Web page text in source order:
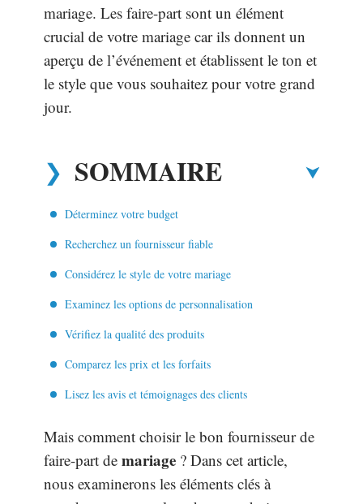
mariage. Les faire-part sont un élément
crucial de votre mariage car ils donnent un
aperçu de l’événement et établissent le ton et
le style que vous souhaitez pour votre grand
jour.
SOMMAIRE
Déterminez votre budget
Recherchez un fournisseur fiable
Considérez le style de votre mariage
Examinez les options de personnalisation
Vérifiez la qualité des produits
Comparez les prix et les forfaits
Lisez les avis et témoignages des clients
Mais comment choisir le bon fournisseur de
faire-part de mariage ? Dans cet article,
nous examinerons les éléments clés à